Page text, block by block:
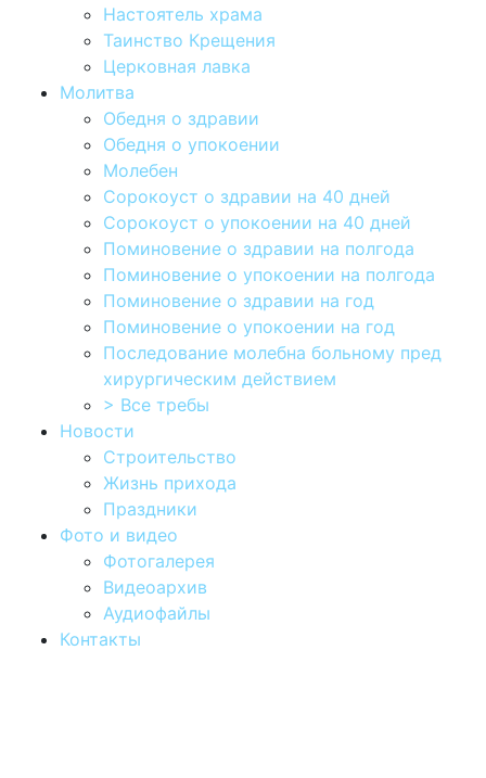
Настоятель храма
Таинство Крещения
Церковная лавка
Молитва
Обедня о здравии
Обедня о упокоении
Молебен
Сорокоуст о здравии на 40 дней
Сорокоуст о упокоении на 40 дней
Поминовение о здравии на полгода
Поминовение о упокоении на полгода
Поминовение о здравии на год
Поминовение о упокоении на год
Последование молебна больному пред
хирургическим действием
> Все требы
Новости
Строительство
Жизнь прихода
Праздники
Фото и видео
Фотогалерея
Видеоархив
Аудиофайлы
Контакты